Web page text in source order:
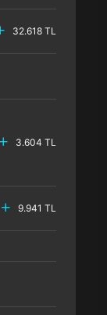
32.618 TL
3.604 TL
9.941 TL